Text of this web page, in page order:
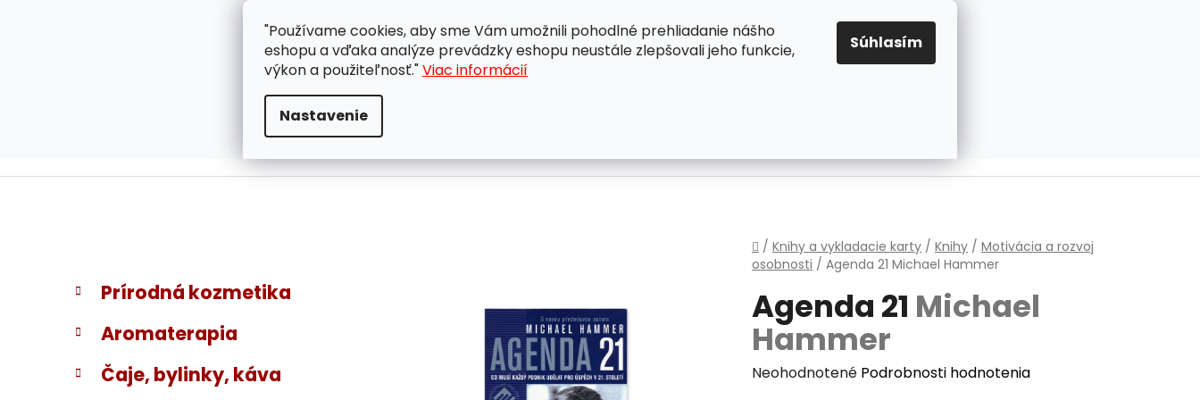
"Používame cookies, aby sme Vám umožnili pohodlné prehliadanie nášho
eshopu a vďaka analýze prevádzky eshopu neustále zlepšovali jeho funkcie,
výkon a použiteľnosť."Viac informácií
Nastavenie
Súhlasím
ZÁKAZNÍCKA PODPORA OBCHODNÉ PODMIENKY OCHRANA OSOBNÝCH ÚDAJOV PRAVIDLÁ PRE COOKIES
EUR
Domov
/ Knihy a vykladacie karty / Knihy / Motivácia a rozvoj
osobnosti / Agenda 21 Michael Hammer
B
č
ý
Preskočiť
kategórie
K
a
t
e
ó
Prírodná kozmetika
Aromaterapia
Čaje, bylinky, káva
Agenda 21 Michael
Hammer
Priemerné
Neohodnotené Podrobnosti hodnotenia